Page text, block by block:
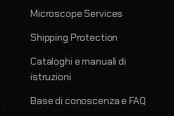
Microscope Services
Shipping Protection
Cataloghi e manuali di
istruzioni
Base di conoscenza e FAQ